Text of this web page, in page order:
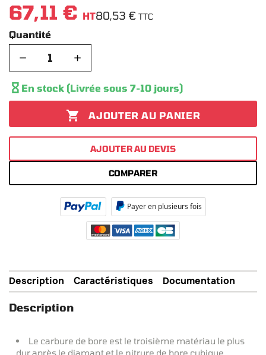
67,11 € HT80,53 € TTC
Quantité
− +
 En stock (Livrée sous 7-10 jours)
 AJOUTER AU PANIER
AJOUTER AU DEVIS
COMPARER
Payer en plusieurs fois
Description Caractéristiques Documentation
Description
Le carbure de bore est le troisième matériau le plus
dur après le diamant et le nitrure de bore cubique.